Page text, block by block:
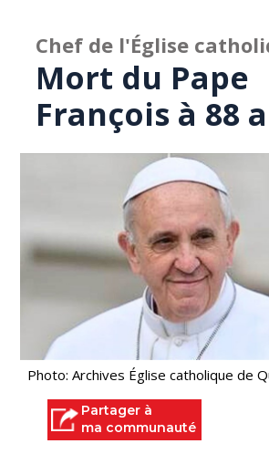
Chef de l'Église
Mort du Pape
François à 88
Photo: Archives Église catholique de
Partager à
ma communauté